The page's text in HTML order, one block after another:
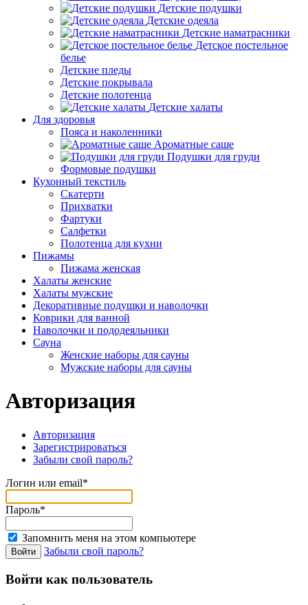
Детские подушки
Детские одеяла
Детские наматрасники
Детское постельное
белье
Детские пледы
Детские покрывала
Детские полотенца
Детские халаты
Для здоровья
Пояса и наколенники
Ароматные саше
Подушки для груди
Формовые подушки
Кухонный текстиль
Скатерти
Прихватки
Фартуки
Салфетки
Полотенца для кухни
Пижамы
Пижама женская
Халаты женские
Халаты мужские
Декоративные подушки и наволочки
Коврики для ванной
Наволочки и пододеяльники
Сауна
Женские наборы для сауны
Мужские наборы для сауны
Авторизация
Авторизация
Зарегистрироваться
Забыли свой пароль?
Логин или email*
Пароль*
Запомнить меня на этом компьютере
Забыли свой пароль?
Войти как пользователь